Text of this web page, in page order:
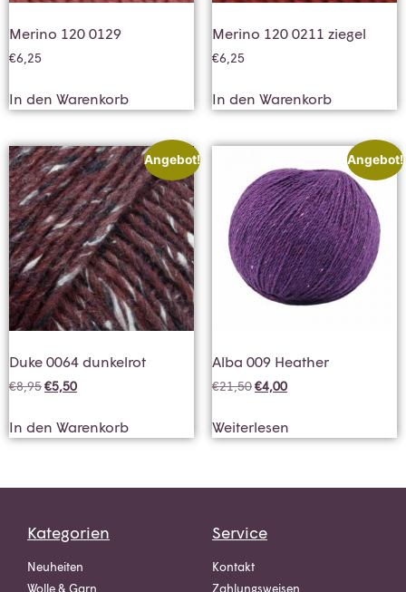
Merino 120 0129
€6,25
In den Warenkorb
Merino 120 0211 ziegel
€6,25
In den Warenkorb
Angebot!
Duke 0064 dunkelrot
€8,95€5,50
In den Warenkorb
Angebot!
Alba 009 Heather
€21,50€4,00
Weiterlesen
Kategorien
Neuheiten
Wolle & Garn
Service
Kontakt
Zahlungsweisen